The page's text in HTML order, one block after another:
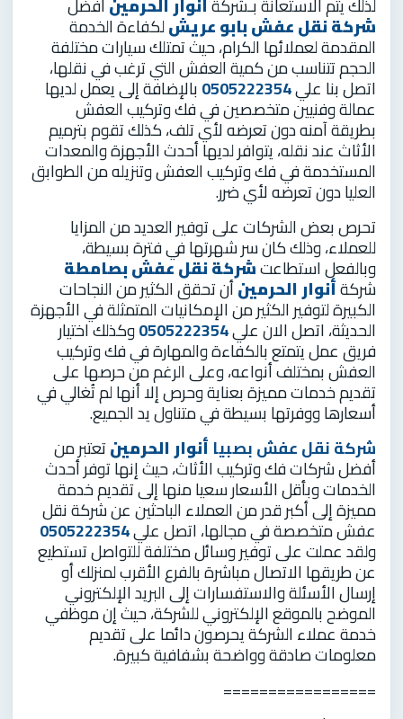
لذلك يتم الاستعانة بـشركةأنوار الحرمينافضل
شركة نقل عفش بابو عريشلكفاءة الخدمة
المقدمة لعملائها الكرام، حيث تمتلك سيارات مختلفة
الحجم تتناسب من كمية العفش التي ترغب في نقلها،
اتصل بنا علي0505222354بالإضافة إلى يعمل لديها
عمالة وفنيين متخصصين في فك وتركيب العفش
بطريقة آمنه دون تعرضه لأي تلف، كذلك تقوم بترميم
الأثاث عند نقله، يتوافر لديها أحدث الأجهزة والمعدات
المستخدمة في فك وتركيب العفش وتنزيله من الطوابق
العليا دون تعرضه لأي ضرر.
تحرص بعض الشركات على توفير العديد من المزايا
للعملاء، وذلك كان سر شهرتها في فترة بسيطة،
وبالفعل استطاعتشركة نقل عفش بصامطة
شركةأنوار الحرمينأن تحقق الكثير من النجاحات
الكبيرة لتوفير الكثير من الإمكانيات المتمثلة في الأجهزة
الحديثة، اتصل الان علي0505222354وكذلك اختيار
فريق عمل يتمتع بالكفاءة والمهارة في فك وتركيب
العفش بمختلف أنواعه، وعلى الرغم من حرصها على
تقديم خدمات مميزة بعناية وحرص إلا أنها لم تُغالي في
أسعارها ووفرتها بسيطة في متناول يد الجميع.
شركة نقل عفش بصبيا أنوار الحرمينتعتبر من
أفضل شركات فك وتركيب الأثاث، حيث إنها توفر أحدث
الخدمات وبأقل الأسعار سعيا منها إلى تقديم خدمة
مميزة إلى أكبر قدر من العملاء الباحثين عن شركة نقل
عفش متخصصة في مجالها، اتصل علي0505222354
ولقد عملت على توفير وسائل مختلفة للتواصل تستطيع
عن طريقها الاتصال مباشرة بالفرع الأقرب لمنزلك أو
إرسال الأسئلة والاستفسارات إلى البريد الإلكتروني
الموضح بالموقع الإلكتروني للشركة، حيث إن موظفي
خدمة عملاء الشركة يحرصون دائما على تقديم
معلومات صادقة وواضحة بشفافية كبيرة.
=================